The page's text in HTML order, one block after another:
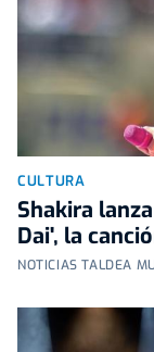
CULTURA
Shakira
Dai', la
NOTICIAS TALDEA